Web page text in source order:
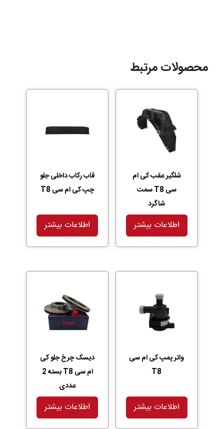
محصولات مرتبط
شلگیر عقب کی ام
سی T8 سمت
شاگرد
اطلاعات بیشتر
قاب رکاب داخلی جلو
چپ کی ام سی T8
اطلاعات بیشتر
واتر پمپ کی ام سی
T8
اطلاعات بیشتر
دیسک چرخ جلو کی
ام سی T8 بسته 2
عددی
اطلاعات بیشتر